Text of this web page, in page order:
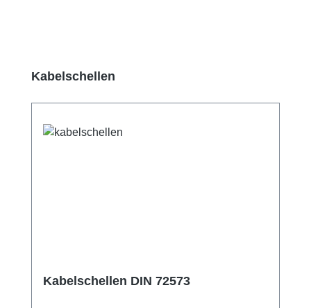
Produktgalerie überspringen
Kabelschellen
Kabelschellen DIN 72573